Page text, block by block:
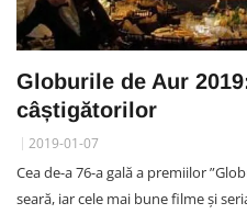
Globurile de Aur
câștigătorilor
2019-01-07
Cea de-a 76-a gală a premiilor
seară, iar cele mai bune filme și